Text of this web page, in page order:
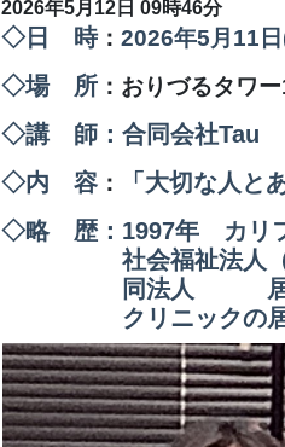
2026年5月12日 09時46分
◇日 時： 2026年5月11日
◇場 所 ：おりづるタワ
◇講 師：合同会社
◇内 容 ：
「大切な人と
◇略 歴：1997年 カリ
社会福祉法人（特
同法人 居住介護
クリニックの居住介